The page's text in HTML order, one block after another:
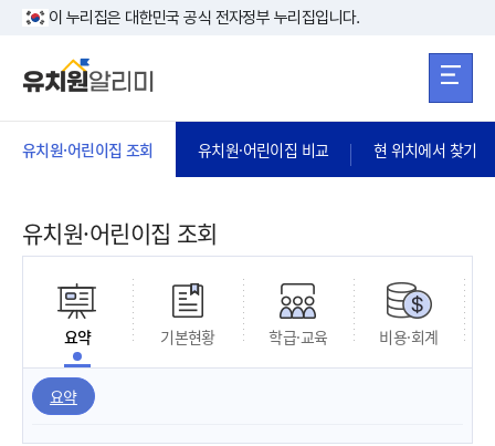
본문 바로가기
이 누리집은 대한민국 공식 전자정부 누리집입니다.
유치원·어린이집 조회 유치원·어린이집 비교 현 위치에서 찾기
유치원·어린이집 조회
요약 기본현황 학급·교육 비용·회계
요약